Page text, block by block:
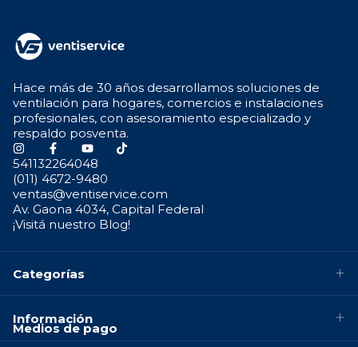
Hace más de 30 años desarrollamos soluciones de
ventilación para hogares, comercios e instalaciones
profesionales, con asesoramiento especializado y
respaldo posventa.
541132264048
(011) 4672-9480
ventas@ventiservice.com
Av. Gaona 4034, Capital Federal
¡Visitá nuestro Blog!
Categorías
Información
Medios de pago